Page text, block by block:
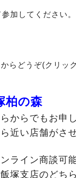
加してください。
らどうぞ(クリッ
柏の森
からでもお申
近い店舗がさ
ライン商談可
塚支店のどち